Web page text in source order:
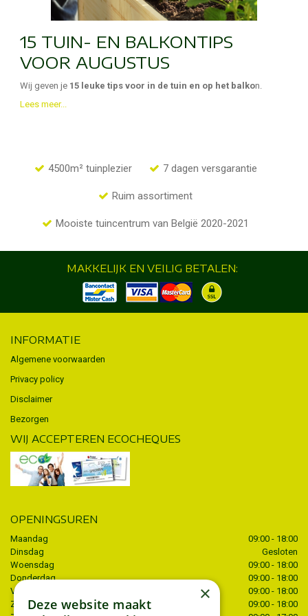
15 TUIN- EN BALKONTIPS
VOOR AUGUSTUS
Wij geven je 15 leuke tips voor in de tuin en op het balkon.
Lees meer...
4500m² tuinplezier 7 dagen versgarantie
Ruim assortiment
Mooiste tuincentrum van België 2020-2021
MAKKELIJK EN VEILIG BETALEN:
INFORMATIE
Algemene voorwaarden
Privacy policy
Disclaimer
Bezorgen
WIJ ACCEPTEREN ECOCHEQUES
OPENINGSUREN
Maandag
09:00 - 18:00
Dinsdag
Gesloten
Woensdag
09:00 - 18:00
Donderdag
09:00 - 18:00
Vrijdag
09:00 - 18:00
Zaterdag
09:00 - 18:00
×
Deze website maakt